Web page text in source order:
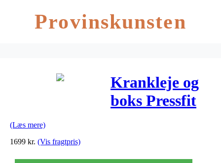
Provinskunsten
Krankleje og
boks Pressfit
(Læs mere)
1699 kr. (Vis fragtpris)